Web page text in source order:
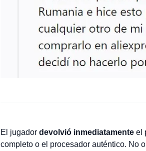
El jugador devolvió inmediatamente el
completo o el procesador auténtico. No